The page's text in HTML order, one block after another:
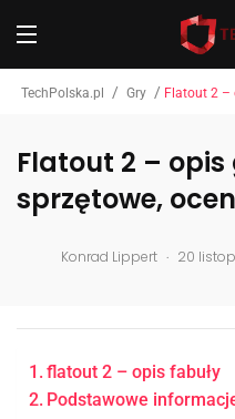
TechPolska.pl / Gry / Flatout 2 –
Flatout 2 –
sprzętowe,
Konrad Lippert . 20
flatout 2 – opis fabuły
Podstawowe